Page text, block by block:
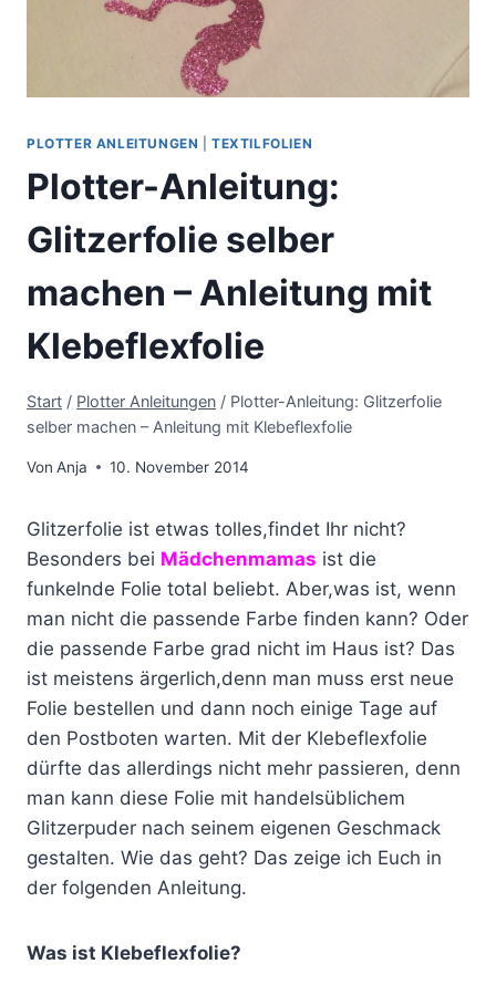
PLOTTER ANLEITUNGEN |TEXTILFOLIEN
Plotter-Anleitung:
Glitzerfolie selber
machen – Anleitung mit
Klebeflexfolie
Start / Plotter Anleitungen / Plotter-Anleitung: Glitzerfolie
selber machen – Anleitung mit Klebeflexfolie
Von Anja 10. November 2014
Glitzerfolie ist etwas tolles,findet Ihr nicht?
Besonders bei Mädchenmamas ist die
funkelnde Folie total beliebt. Aber,was ist, wenn
man nicht die passende Farbe finden kann? Oder
die passende Farbe grad nicht im Haus ist? Das
ist meistens ärgerlich,denn man muss erst neue
Folie bestellen und dann noch einige Tage auf
den Postboten warten. Mit der Klebeflexfolie
dürfte das allerdings nicht mehr passieren, denn
man kann diese Folie mit handelsüblichem
Glitzerpuder nach seinem eigenen Geschmack
gestalten. Wie das geht? Das zeige ich Euch in
der folgenden Anleitung.
Was ist Klebeflexfolie?